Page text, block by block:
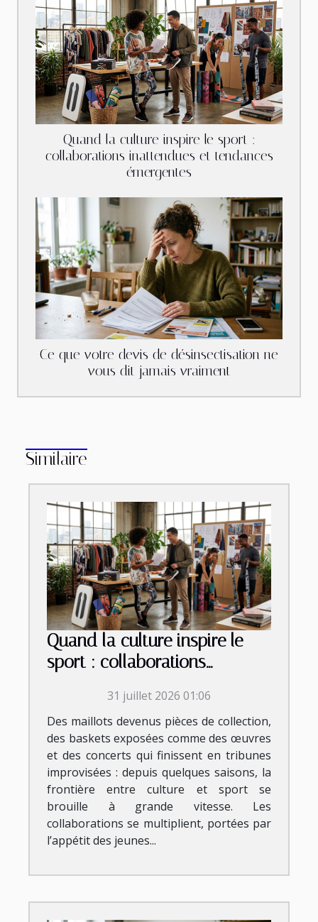
Quand la culture inspire le sport :
collaborations inattendues et tendances
émergentes
Ce que votre devis de désinsectisation ne
vous dit jamais vraiment
Similaire
Quand la culture inspire le
sport : collaborations
émergentes31 juillet 2026 01:06
Des maillots devenus pièces de collection,
des baskets exposées comme des œuvres
et des concerts qui finissent en tribunes
improvisées : depuis quelques saisons, la
frontière entre culture et sport se
brouille à grande vitesse. Les
collaborations se multiplient, portées par
l’appétit des jeunes...